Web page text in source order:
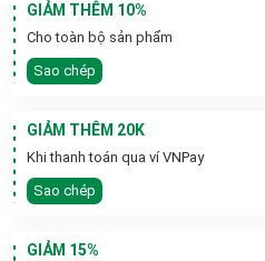
GIẢM THÊM 10%
Cho toàn bộ sản phẩm
Sao chép
GIẢM THÊM 20K
Khi thanh toán qua ví VNPay
Sao chép
GIẢM 15%